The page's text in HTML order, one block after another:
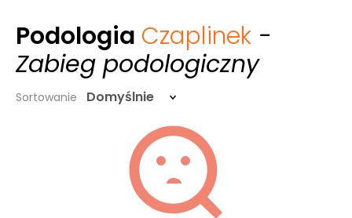
Podologia Czaplinek -
Zabieg podologiczny
Sortowanie Domyślnie